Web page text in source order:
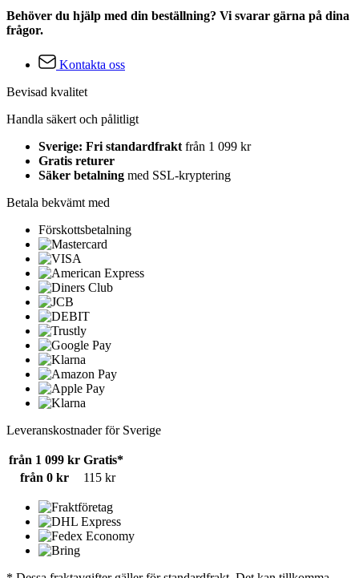
Behöver du hjälp med din beställning? Vi svarar gärna på dina
frågor.
Kontakta oss
Bevisad kvalitet
Handla säkert och pålitligt
Sverige: Fri standardfrakt från 1 099 kr
Gratis returer
Säker betalning med SSL-kryptering
Betala bekvämt med
Förskottsbetalning
Leveranskostnader för Sverige
från 1 099 kr Gratis*
från 0 kr
115 kr